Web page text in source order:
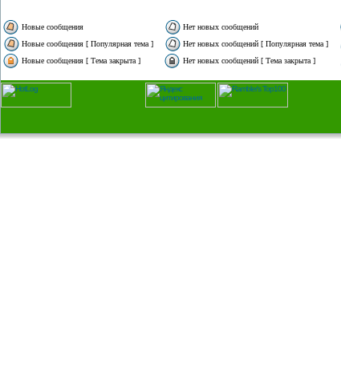
Новые сообщения Нет новых сообщений
Новые сообщения [ Популярная тема ]
Нет новых сообщений [ Популярная тема ]
Новые сообщения [ Тема закрыта ]
Нет новых сообщений [ Тема закрыта ]